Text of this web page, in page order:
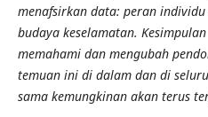
menafsirkan data: peran
budaya keselamatan.
memahami dan mengubah
temuan ini di dalam dan di
sama kemungkinan akan terus